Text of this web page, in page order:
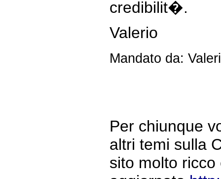
credibilit�.
Valerio
Mandato da:
Per chiunque
altri temi sulla
sito molto